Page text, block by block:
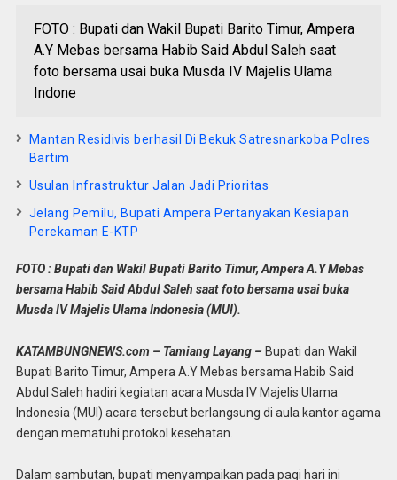
FOTO : Bupati dan Wakil Bupati Barito Timur, Ampera
A.Y Mebas bersama Habib Said Abdul Saleh saat
foto bersama usai buka Musda IV Majelis Ulama
Indone
Mantan Residivis berhasil Di Bekuk Satresnarkoba Polres
Bartim
Usulan Infrastruktur Jalan Jadi Prioritas
Jelang Pemilu, Bupati Ampera Pertanyakan Kesiapan
Perekaman E-KTP
FOTO : Bupati dan Wakil Bupati Barito Timur, Ampera A.Y Mebas
bersama Habib Said Abdul Saleh saat foto bersama usai buka
Musda IV Majelis Ulama Indonesia (MUI).
KATAMBUNGNEWS.com – Tamiang Layang – Bupati dan Wakil
Bupati Barito Timur, Ampera A.Y Mebas bersama Habib Said
Abdul Saleh hadiri kegiatan acara Musda IV Majelis Ulama
Indonesia (MUI) acara tersebut berlangsung di aula kantor agama
dengan mematuhi protokol kesehatan.
Dalam sambutan, bupati menyampaikan pada pagi hari ini